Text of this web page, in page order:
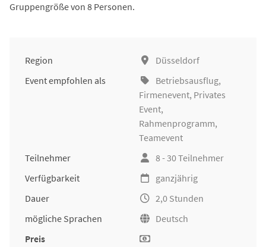
Gruppengröße von 8 Personen.
Region
Düsseldorf
Event empfohlen als
Betriebsausflug,
Firmenevent, Privates
Event,
Rahmenprogramm,
Teamevent
Teilnehmer
8 - 30 Teilnehmer
Verfügbarkeit
ganzjährig
Dauer
2,0 Stunden
mögliche Sprachen
Deutsch
Preis